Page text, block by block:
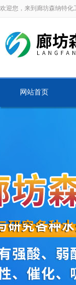
欢迎您，来到廊坊森纳特化
网站首页